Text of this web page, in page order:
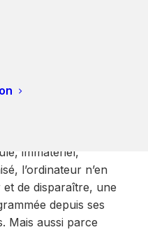
de
immatériel,
l’ordinateur n’en
de disparaître, une
depuis ses
Mais aussi parce